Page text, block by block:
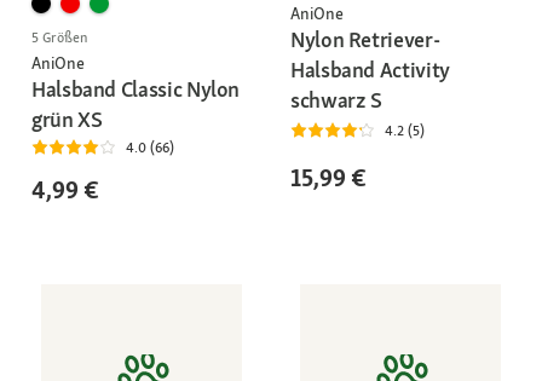
5 Größen
AniOne
Halsband Classic Nylon
grün XS
4.0 (66)
4,99 €
AniOne
Nylon Retriever-
Halsband Activity
schwarz S
4.2 (5)
15,99 €